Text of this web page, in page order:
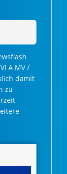
A MV /
damit
zu